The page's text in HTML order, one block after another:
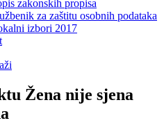
zakonskih propisa
za zaštitu osobnih podataka
izbori 2017
Žena nije sjena